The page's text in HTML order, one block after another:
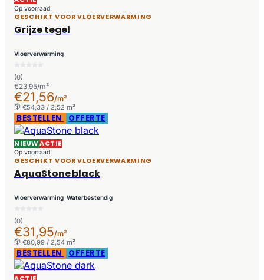
Op voorraad
GESCHIKT VOOR VLOERVERWARMING
Grijze tegel
Vloerverwarming
(0)
€23,95/m²
€21,56/m²
€54,33 / 2,52 m²
BESTELLEN OFFERTE
NIEUWACTIE
Op voorraad
GESCHIKT VOOR VLOERVERWARMING
AquaStone black
Vloerverwarming Waterbestendig
(0)
€31,95/m²
€80,99 / 2,54 m²
BESTELLEN OFFERTE